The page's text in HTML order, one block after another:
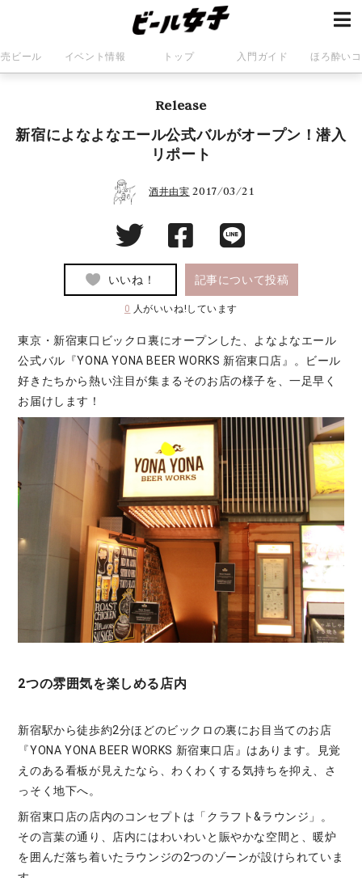
ビール イベント情報 トップ 入門ガイド ほろ酔い
Release
新宿によなよなエール公式バルがオープン！潜入
リポート
酒井由実 2017/03/21
いいね！ 記事について投稿
0 人がいいね!しています
東京・新宿東口ビックロ裏にオープンした、よなよなエール
公式バル『YONA YONA BEER WORKS 新宿東口店』。ビール
好きたちから熱い注目が集まるそのお店の様子を、一足早く
お届けします！
2つの雰囲気を楽しめる店内
新宿駅から徒歩約2分ほどのビックロの裏にお目当てのお店
『YONA YONA BEER WORKS 新宿東口店』はあります。見覚
えのある看板が見えたなら、わくわくする気持ちを抑え、さ
っそく地下へ。
新宿東口店の店内のコンセプトは「クラフト&ラウンジ」。
その言葉の通り、店内にはわいわいと賑やかな空間と、暖炉
を囲んだ落ち着いたラウンジの2つのゾーンが設けられていま